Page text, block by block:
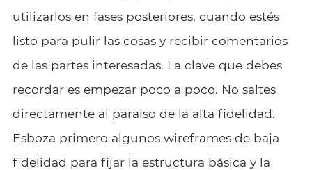
utilizarlos en fases posteriores, cuando estés
listo para pulir las cosas y recibir comentarios
de las partes interesadas. La clave que debes
recordar es empezar poco a poco. No saltes
directamente al paraíso de la alta fidelidad.
Esboza primero algunos wireframes de baja
fidelidad para fijar la estructura básica y la